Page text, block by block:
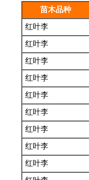
苗木品种
红叶李
红叶李
红叶李
红叶李
红叶李
红叶李
红叶李
红叶李
红叶李